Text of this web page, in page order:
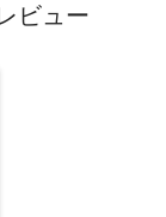
ビュー